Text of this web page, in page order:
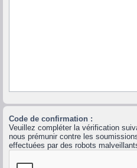
Code de confirmation :
Veuillez compléter la vérification
nous prémunir contre les
effectuées par des robots